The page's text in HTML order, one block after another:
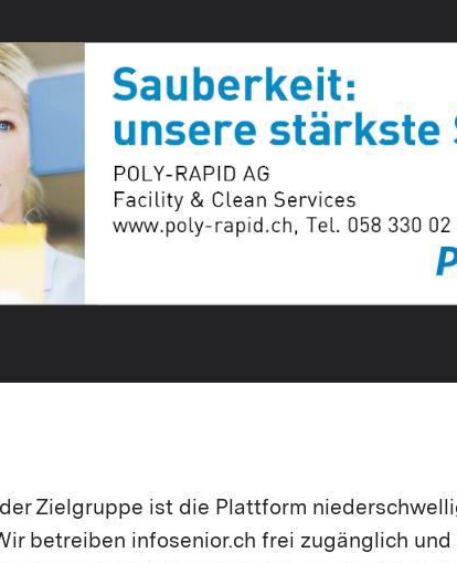
Zielgruppe ist die Plattform
betreiben infosenior.ch frei zugänglich